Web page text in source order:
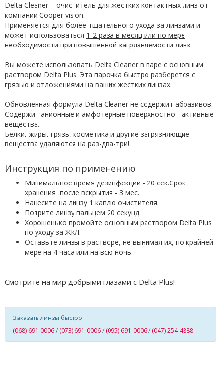
Delta Cleaner – очиститель для жестких контактных линз от
компании Cooper vision.
Применяется для более тщательного ухода за линзами и
может использоваться 1-2 раза в месяц или по мере
необходимости при повышенной загрязняемости линз.
Вы можете использовать Delta Cleaner в паре с основным
раствором Delta Plus. Эта парочка быстро разберется с
грязью и отложениями на ваших жестких линзах.
Обновленная формула Delta Cleaner не содержит абразивов.
Содержит анионные и амфотерные поверхностно - активные
вещества.
Белки, жиры, грязь, косметика и другие загрязняющие
вещества удаляются на раз-два-три!
Инструкция по применению
Минимальное время дезинфекции - 20 сек.Срок
хранения после вскрытия - 3 мес.
Нанесите на линзу 1 каплю очистителя.
Потрите линзу пальцем 20 секунд.
Хорошенько промойте основным раствором Delta Plus
по уходу за ЖКЛ.
Оставьте линзы в растворе, не вынимая их, по крайней
мере на 4 часа или на всю ночь.
Смотрите на мир добрыми глазами с Delta Plus!
Заказать линзы быстро
(068) 691-0006/ (073) 691-0006/ (095) 691-0006/ (047) 254-4888